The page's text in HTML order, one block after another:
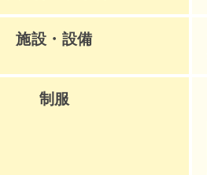
施設・設備
制服